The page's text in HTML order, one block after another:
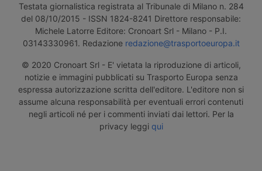
Testata giornalistica registrata al Tribunale di Milano n. 284
del 08/10/2015 - ISSN 1824-8241 Direttore responsabile:
Michele Latorre Editore: Cronoart Srl - Milano - P.I.
03143330961. Redazione redazione@trasportoeuropa.it
© 2020 Cronoart Srl - E' vietata la riproduzione di articoli,
notizie e immagini pubblicati su Trasporto Europa senza
espressa autorizzazione scritta dell'editore. L'editore non si
assume alcuna responsabilità per eventuali errori contenuti
negli articoli né per i commenti inviati dai lettori. Per la
privacy leggi qui